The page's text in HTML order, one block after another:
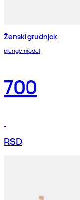
Ženski grudnjak
plunge model
700
RSD